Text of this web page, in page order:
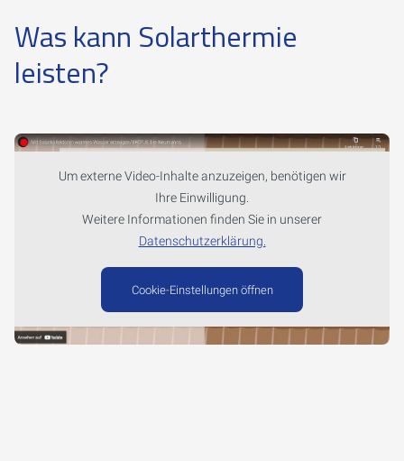
Was kann Solarthermie
leisten?
Um externe Video-Inhalte anzuzeigen, benötigen wir
Ihre Einwilligung.
Weitere Informationen finden Sie in unserer
Datenschutzerklärung.
Cookie-Einstellungen öffnen